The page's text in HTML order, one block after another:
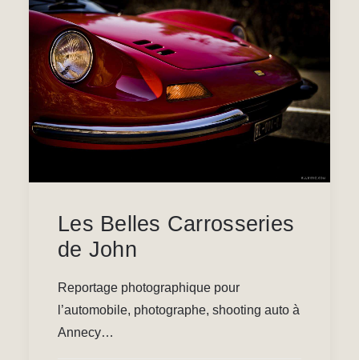
Les Belles Carrosseries
de John
Reportage photographique pour
l’automobile, photographe, shooting auto à
Annecy…